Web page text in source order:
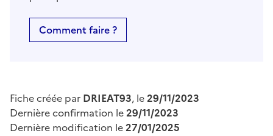
Comment faire ?
Fiche créée par DRIEAT93, le29/11/2023
Dernière confirmation le29/11/2023
Dernière modification le27/01/2025